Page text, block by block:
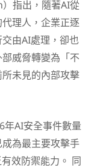
指出，隨著AI從
理人，企業正逐
由AI處理，卻也
威脅轉變為「不
未見的內部攻擊
年AI安全事件數量
為最主要攻擊手
效防禦能力。 同